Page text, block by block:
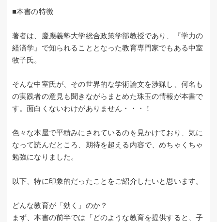
■本書の特徴
著者は、慶應義塾大学総合政策学部教授であり、『学力の
経済学』で知られることとなった教育専門家でもある中室
牧子氏。
そんな中室氏が、その世界的な学術論文を渉猟し、何名も
の実践者の意見も聞きながらまとめた珠玉の情報が本書で
す。面白くないわけがありません・・・！
色々な本屋で平積みにされているのを見かけており、気に
なって読んだところ、期待を超える内容で、めちゃくちゃ
勉強になりました。
以下、特に印象的だったことをご紹介したいと思います。
どんな教育が「効く」のか？
まず、本書の前半では「どのような教育を提供すると、子